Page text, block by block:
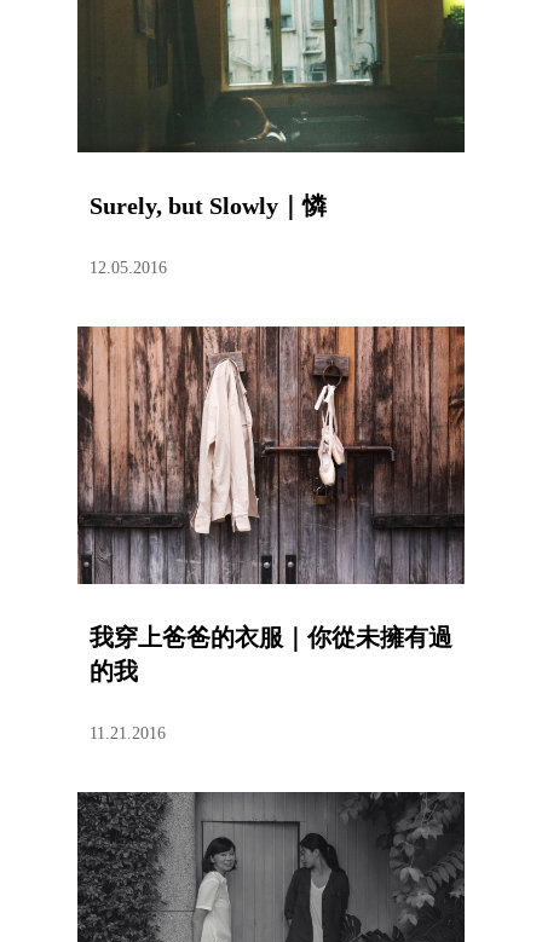
Surely, but Slowly｜憐
12.05.2016
我穿上爸爸的衣服｜你從未擁有過
的我
11.21.2016